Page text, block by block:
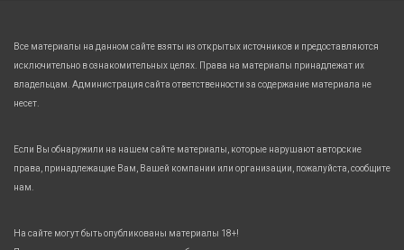
Все материалы на данном сайте взяты из открытых источников и предоставляются
исключительно в ознакомительных целях. Права на материалы принадлежат их
владельцам. Администрация сайта ответственности за содержание материала не
несет.
Если Вы обнаружили на нашем сайте материалы, которые нарушают авторские
права, принадлежащие Вам, Вашей компании или организации, пожалуйста, сообщите
нам.
На сайте могут быть опубликованы материалы 18+!